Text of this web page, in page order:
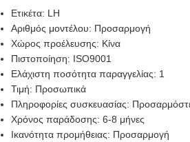
Ετικέτα: LH
Αριθμός μοντέλου: Προσαρμογή
Χώρος προέλευσης: Κίνα
Πιστοποίηση: ISO9001
Ελάχιστη ποσότητα παραγγελίας: 1
Τιμή: Προσωπικά
Πληροφορίες συσκευασίας:
Χρόνος παράδοσης: 6-8 μήνες
Ικανότητα προμήθειας: Προσαρμογή